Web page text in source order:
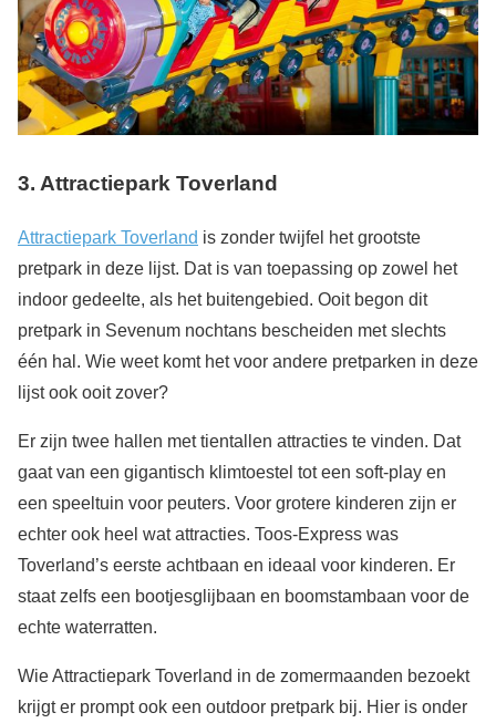
3. Attractiepark Toverland
Attractiepark Toverland is zonder twijfel het grootste
pretpark in deze lijst. Dat is van toepassing op zowel het
indoor gedeelte, als het buitengebied. Ooit begon dit
pretpark in Sevenum nochtans bescheiden met slechts
één hal. Wie weet komt het voor andere pretparken in deze
lijst ook ooit zover?
Er zijn twee hallen met tientallen attracties te vinden. Dat
gaat van een gigantisch klimtoestel tot een soft-play en
een speeltuin voor peuters. Voor grotere kinderen zijn er
echter ook heel wat attracties. Toos-Express was
Toverland’s eerste achtbaan en ideaal voor kinderen. Er
staat zelfs een bootjesglijbaan en boomstambaan voor de
echte waterratten.
Wie Attractiepark Toverland in de zomermaanden bezoekt
krijgt er prompt ook een outdoor pretpark bij. Hier is onder